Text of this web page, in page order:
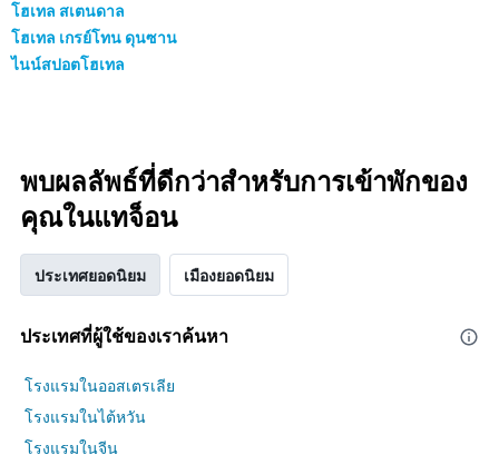
โฮเทล สเตนดาล
โฮเทล เกรย์โทน ดุนซาน
ไนน์สปอตโฮเทล
พบผลลัพธ์ที่ดีกว่าสำหรับการเข้าพักของ
คุณในแทจ็อน
ประเทศยอดนิยม เมืองยอดนิยม
ประเทศที่ผู้ใช้ของเราค้นหา
โรงแรมในออสเตรเลีย
โรงแรมในไต้หวัน
โรงแรมในจีน